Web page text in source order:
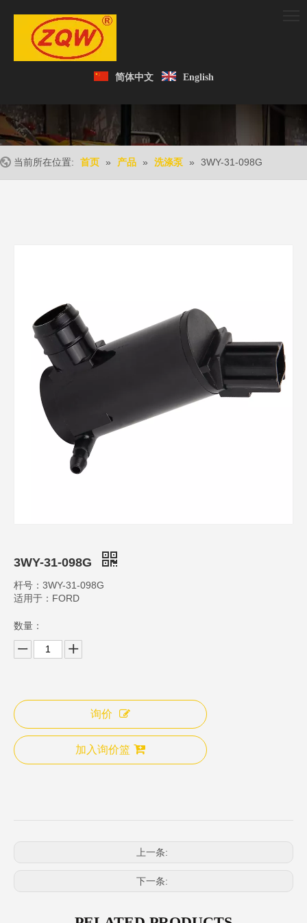
简体中文 English
当前所在位置: 首页 » 产品 » 洗涤泵 » 3WY-31-098G
3WY-31-098G
杆号：3WY-31-098G
适用于：FORD
数量：
询价
加入询价篮
上一条:
下一条: